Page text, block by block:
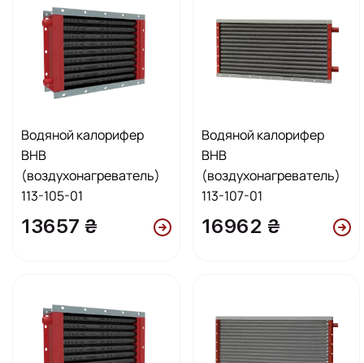
Водяной калорифер
ВНВ
(воздухонагреватель)
113-105-01
13657 ₴
Водяной калорифер
ВНВ
(воздухонагреватель)
113-107-01
16962 ₴